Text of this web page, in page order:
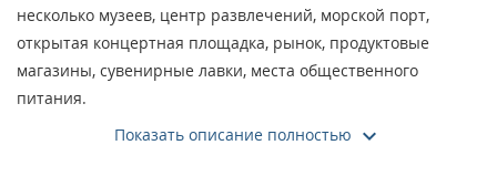
несколько музеев, центр развлечений, морской порт,
открытая концертная площадка, рынок, продуктовые
магазины, сувенирные лавки, места общественного
питания.
От отеля до пляжа 550 метров. Четырехзвездочная
Показать описание полностью